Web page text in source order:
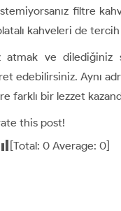
filtre
kahveleri de
ve dilediğiniz
edebilirsiniz. Aynı
farklı bir lezzet
this post!
[Total: 0Average: 0]